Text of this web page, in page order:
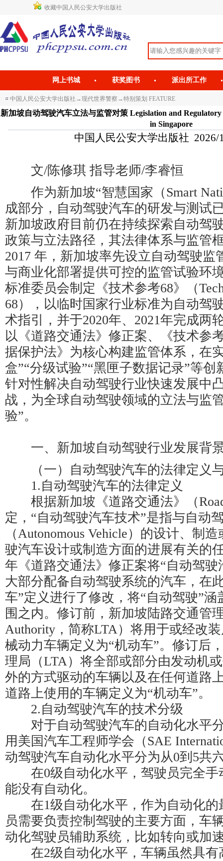
收藏中国人民公安大学出版社
网上书城 获奖图书 派出所工作
中国人民公安大学出版社 →现代世界警察 →特别策划 FEATURE
新加坡自动驾驶汽车立法与监管对策 Legislation and Regulatory
in Singapore
中国人民公安大学出版社 2026/
文/陈修琪 指导老师/李睿恒
作为新加坡“智慧国家（Smart
成部分，自动驾驶汽车的研发与测试
新加坡政府目前仍在持续探索自动驾
政策与立法路径，其法律体系与监管
2017 年，新加坡率先设立自动驾驶监
与商业化部署提供可控的监管试验环
标准委员会制定《技术参考68》（
68），以临时国家行业标准为自动驾
术指引，并于2020年、2021年完成两
以《道路交通法》修正案、《技术参
据保护法》为核心构建监管体系，在
盒”“分级试验”“黑匣子数据记录”等
针对性解决自动驾驶行业快速发展中
战，为全球自动驾驶领域的立法与监
验”。
一、新加坡自动驾驶行业发展背
（一）自动驾驶汽车的法律定义
1.自动驾驶汽车的法律定义
根据新加坡《道路交通法》（
定，“自动驾驶汽车技术”是指与自动
（Autonomous Vehicle）的设计、制
驶汽车设计或制造方面的进展有关的
年《道路交通法》修正案将“自动驾驶
大部分配备自动驾驶系统的汽车，在
车”定义进行了修改，将“自动驾驶”涵
围之内。修订前，新加坡陆路交通管
Authority，简称LTA）将用于或经改
械动力车辆定义为“机动车”。修订后
理局（LTA）将全部或部分由发动机
外的方式驱动的车辆以及在任何道路
道路上使用的车辆定义为“机动车”。
2.自动驾驶汽车的技术分级
对于自动驾驶汽车的自动化水平
用美国汽车工程师学会（SAE
动驾驶汽车自动化水平分为从0到5共
在0级自动化水平，驾驶员完全手
能没有自动化。
在1级自动化水平，作为自动化的
员需要负责控制驾驶的主要方面，车
动化驾驶员辅助系统，比如转向或加
在2级自动化水平，车辆虽然具有